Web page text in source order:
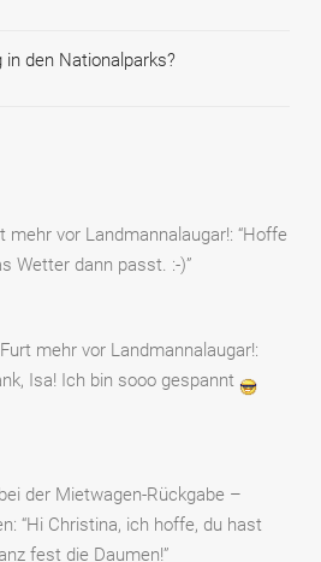
in den Nationalparks?
mehr vor Landmannalaugar!: “Hoffe
Wetter dann passt. :-)”
mehr vor Landmannalaugar!:
Isa! Ich bin sooo gespannt
der Mietwagen-Rückgabe –
: “Hi Christina, ich hoffe, du hast
fest die Daumen!”